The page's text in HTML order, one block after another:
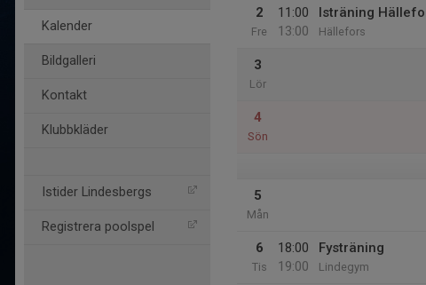
Kalender
Bildgalleri
Kontakt
Klubbkläder
Istider Lindesbergs
Registrera poolspel
2
Fre
11:00
13:00
Isträning
Hällefors
3
Lör
4
Sön
5
Mån
6
Tis
18:00
19:00
Fysträning
Lindegym